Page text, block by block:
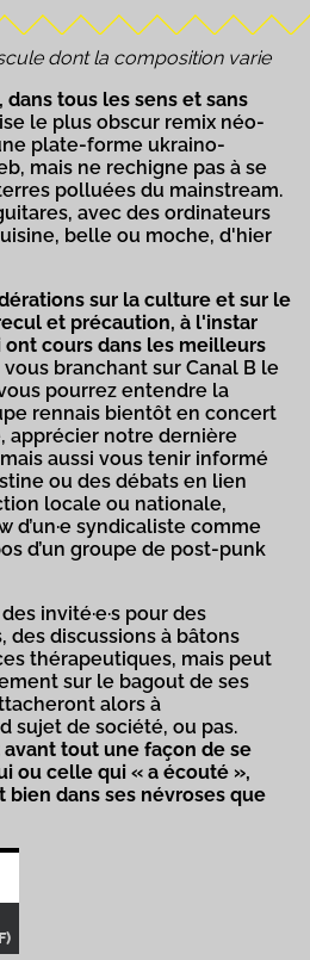
dont la composition varie
dans tous les sens et sans
le plus obscur remix néo-
plate-forme ukraino-
mais ne rechigne pas à se
polluées du mainstream.
avec des ordinateurs
belle ou moche, d'hier
sur la culture et sur le
et précaution, à l'instar
cours dans les meilleurs
vous branchant sur Canal B le
pourrez entendre la
rennais bientôt en concert
apprécier notre dernière
aussi vous tenir informé
ou des débats en lien
locale ou nationale,
syndicaliste comme
d’un groupe de post-punk
invité·e·s pour des
des discussions à bâtons
thérapeutiques, mais peut
sur le bagout de ses
alors à
sujet de société, ou pas.
tout une façon de se
ou celle qui « a écouté »,
dans ses névroses que